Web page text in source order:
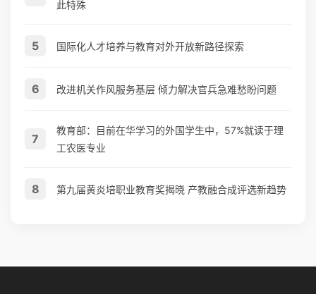
此特殊
5 国际化人才培养与教育对外开放新路径探索
6 改进机关作风服务基层 倾力解决官兵急难愁盼问题
7
教育部：目前在华学习的外国学生中，57%就读于理
工农医专业
8 第九届黄炎培职业教育奖揭晓 产教融合成评选新趋势